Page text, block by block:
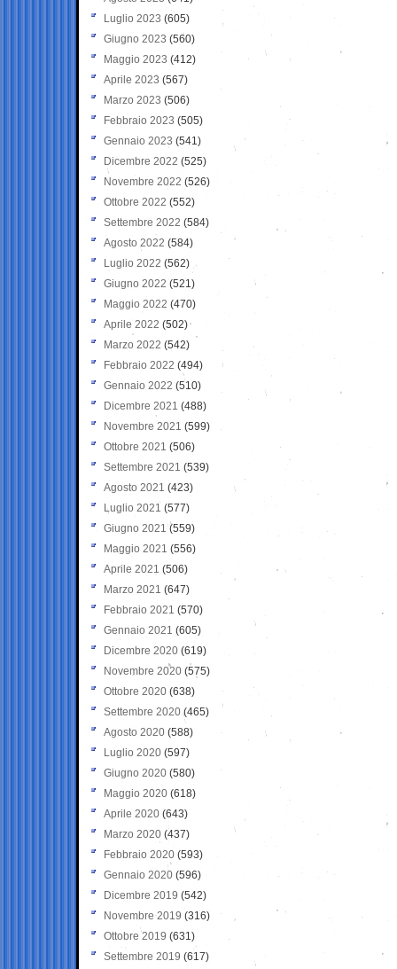
Luglio 2023 (605)
Giugno 2023 (560)
Maggio 2023 (412)
Aprile 2023 (567)
Marzo 2023 (506)
Febbraio 2023 (505)
Gennaio 2023 (541)
Dicembre 2022 (525)
Novembre 2022 (526)
Ottobre 2022 (552)
Settembre 2022 (584)
Agosto 2022 (584)
Luglio 2022 (562)
Giugno 2022 (521)
Maggio 2022 (470)
Aprile 2022 (502)
Marzo 2022 (542)
Febbraio 2022 (494)
Gennaio 2022 (510)
Dicembre 2021 (488)
Novembre 2021 (599)
Ottobre 2021 (506)
Settembre 2021 (539)
Agosto 2021 (423)
Luglio 2021 (577)
Giugno 2021(559)
Maggio 2021 (556)
Aprile 2021 (506)
Marzo 2021 (647)
Febbraio 2021 (570)
Gennaio 2021 (605)
Dicembre 2020 (619)
Novembre 2020 (575)
Ottobre 2020 (638)
Settembre 2020(465)
Agosto 2020 (588)
Luglio 2020 (597)
Giugno 2020 (580)
Maggio 2020 (618)
Aprile 2020 (643)
Marzo 2020 (437)
Febbraio 2020 (593)
Gennaio 2020 (596)
Dicembre 2019 (542)
Novembre 2019 (316)
Ottobre 2019 (631)
Settembre 2019 (617)